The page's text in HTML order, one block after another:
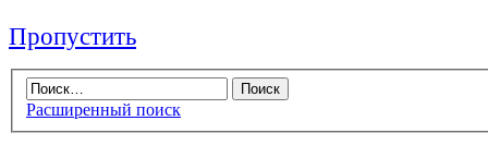
Пропустить
Расширенный поиск